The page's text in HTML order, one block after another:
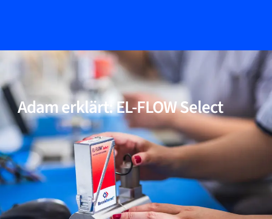
05
Inkl. Modelle für Anwendungen mit hoher Reinheit
und niedrigem ΔP
06
Bewährte Leistung
Adam erklärt: EL-FLOW Select